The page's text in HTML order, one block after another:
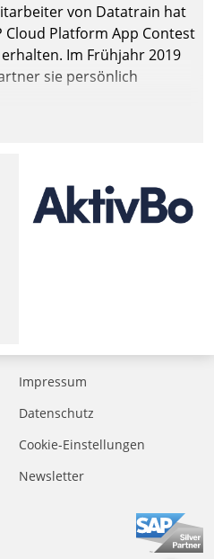
von Datatrain hat
Cloud Platform App Contest
Im Frühjahr 2019
sie persönlich
Impressum
Datenschutz
Cookie-Einstellungen
Newsletter